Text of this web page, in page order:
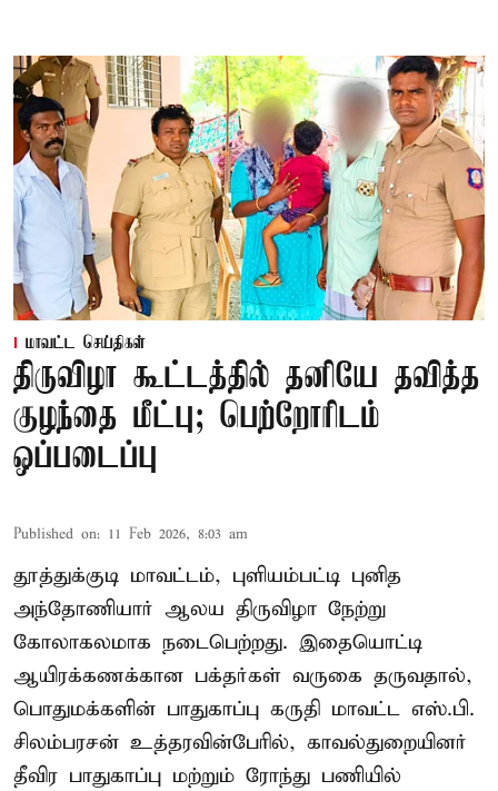
மாவட்ட செய்திகள்
திருவிழா கூட்டத்தில் தனியே தவித்த
குழந்தை மீட்பு; பெற்றோரிடம்
ஒப்படைப்பு
Published on: 11 Feb 2026, 8:03 am
தூத்துக்குடி மாவட்டம், புளியம்பட்டி புனித
அந்தோணியார் ஆலய திருவிழா நேற்று
கோலாகலமாக நடைபெற்றது. இதையொட்டி
ஆயிரக்கணக்கான பக்தர்கள் வருகை தருவதால்,
பொதுமக்களின் பாதுகாப்பு கருதி மாவட்ட எஸ்.பி.
சிலம்பரசன் உத்தரவின்பேரில், காவல்துறையினர்
தீவிர பாதுகாப்பு மற்றும் ரோந்து பணியில்